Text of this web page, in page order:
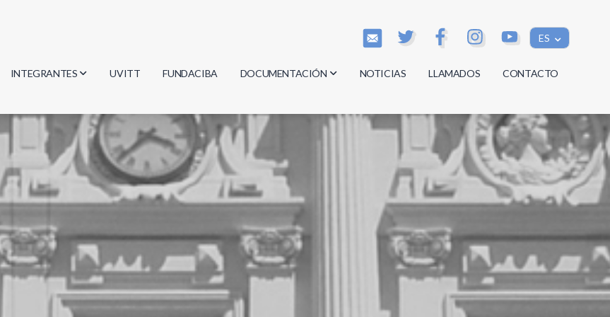
ES
INTEGRANTES
Investigadores
Estudiantes
Egresados
UVITT FUNDACIBA DOCUMENTACIÓN
Actas
Reglamentos
Documentos
NOTICIAS LLAMADOS CONTACTO